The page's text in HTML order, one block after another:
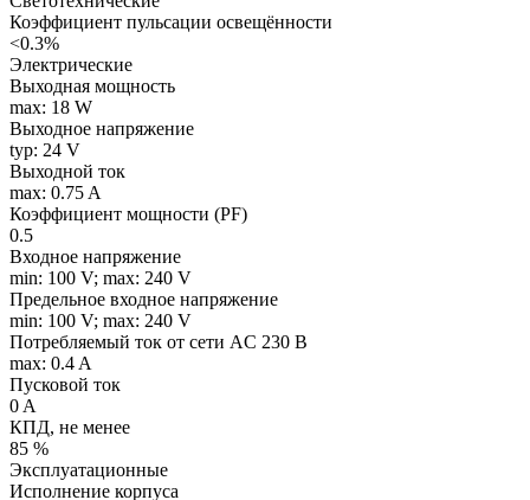
Коэффициент пульсации освещённости
<0.3%
Электрические
Выходная мощность
max: 18 W
Выходное напряжение
typ: 24 V
Выходной ток
max: 0.75 A
Коэффициент мощности (PF)
0.5
Входное напряжение
min: 100 V; max: 240 V
Предельное входное напряжение
min: 100 V; max: 240 V
Потребляемый ток от сети AC 230 В
max: 0.4 A
Пусковой ток
0 A
КПД, не менее
85 %
Эксплуатационные
Исполнение корпуса